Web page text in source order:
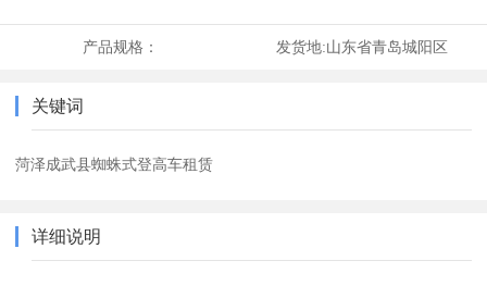
产品规格： 发货地:山东省青岛城阳区
关键词
菏泽成武县蜘蛛式登高车租赁
详细说明